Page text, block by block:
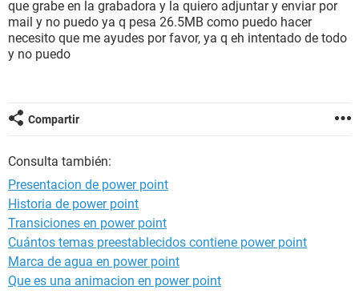
que grabe en la grabadora y la quiero adjuntar y enviar por
mail y no puedo ya q pesa 26.5MB como puedo hacer
necesito que me ayudes por favor, ya q eh intentado de todo
y no puedo
Compartir
Consulta también:
Presentacion de power point
Historia de power point
Transiciones en power point
Cuántos temas preestablecidos contiene power point
Marca de agua en power point
Que es una animacion en power point